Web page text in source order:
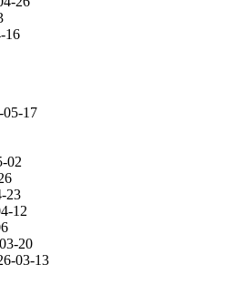
16
05-17
02
23
12
20
03-13